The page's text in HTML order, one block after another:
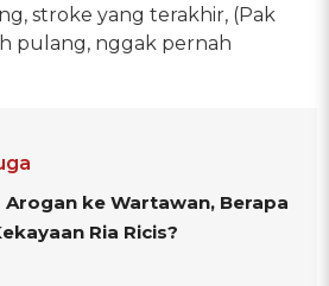
stroke yang terakhir, (Pak
pulang, nggak pernah
Arogan ke Wartawan, Berapa
Ria Ricis?